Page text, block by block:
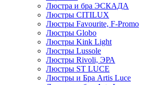
Люстра и бра ЭСКАДА
Люстры CITILUX
Люстры Favourite, F-Promo
Люстры Globo
Люстры Kink Light
Люстры Lussole
Люстры Rivoli, ЭРА
Люстры ST LUCE
Люстры и Бра Artis Luce